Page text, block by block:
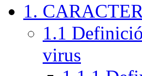
1.
1.1
virus